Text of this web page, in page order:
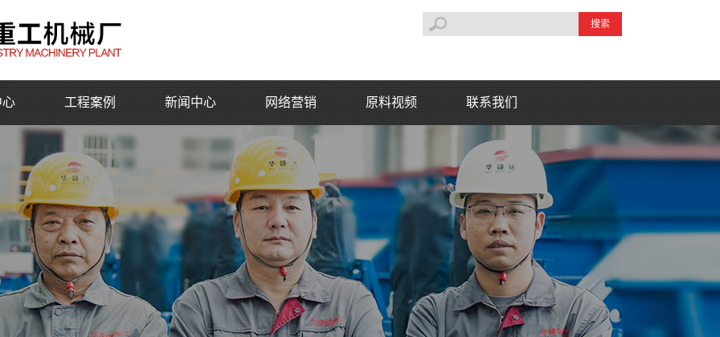
搜索
工程案例 新闻中心
公司动态
网络营销 原料视频 联系我们